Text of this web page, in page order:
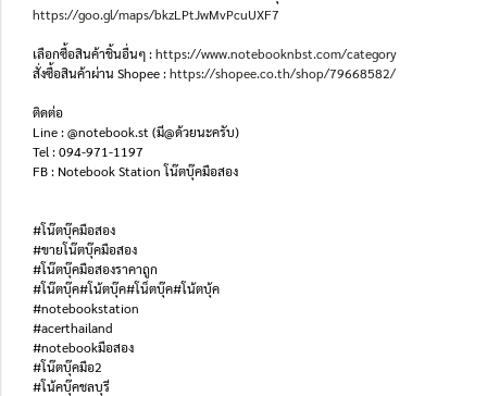
https://goo.gl/maps/bkzLPtJwMvPcuUXF7
เลือกซื้อสินค้าชิ้นอื่นๆ :https://www.notebooknbst.com/category
สั่งซื้อสินค้าผ่าน Shopee :https://shopee.co.th/shop/79668582/
ติดต่อ
Line : @notebook.st (มี@ด้วยนะครับ)
Tel : 094-971-1197
FB : Notebook Station โน๊ตบุ๊คมือสอง
#โน๊ตบุ๊คมือสอง
#ขายโน๊ตบุ๊คมือสอง
#โน๊ตบุ๊คมือสองราคาถูก
#โน๊ตบุ๊ค#โน้ตบุ๊ค#โน็ตบุ๊ค#โน้ตบุ้ค
#notebookstation
#acerthailand
#notebookมือสอง
#โน๊ตบุ๊คมือ2
#โน้คบุ๊คชลบุรี